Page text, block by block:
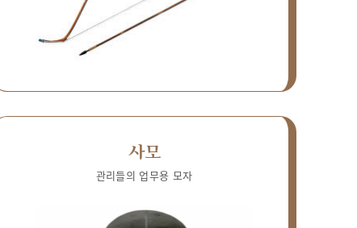
사모
관리들의 업무용 모자